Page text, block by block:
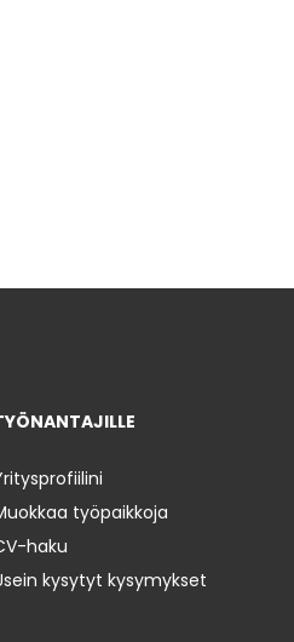
työpaikkoja
haku
kysytyt kysymykset